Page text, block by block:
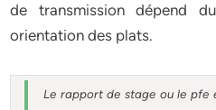
de transmission dépend
orientation des plats.
Le rapport de stage ou le pfe